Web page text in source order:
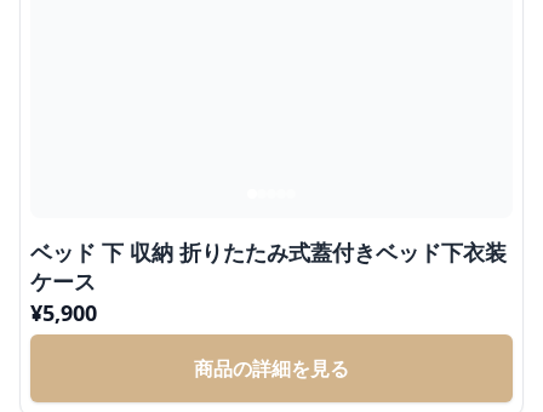
ベッド 下 収納 折りたたみ式蓋付きベッド下衣装
ケース
¥5,900
商品の詳細を見る